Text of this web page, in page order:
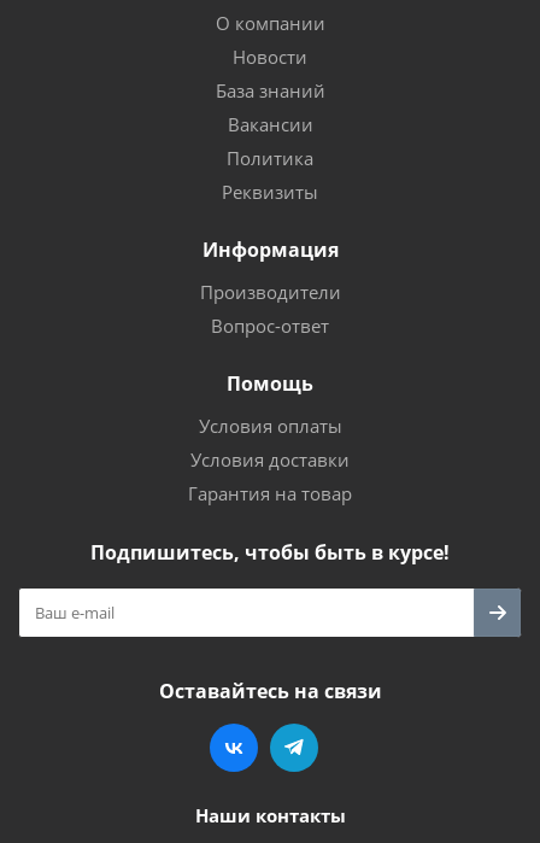
О компании
Новости
База знаний
Вакансии
Политика
Реквизиты
Информация
Производители
Вопрос-ответ
Помощь
Условия оплаты
Условия доставки
Гарантия на товар
Подпишитесь, чтобы быть в курсе!
Оставайтесь на связи
Наши контакты